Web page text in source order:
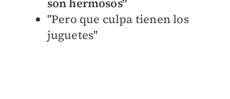
''Pero que culpa tienen los
juguetes''